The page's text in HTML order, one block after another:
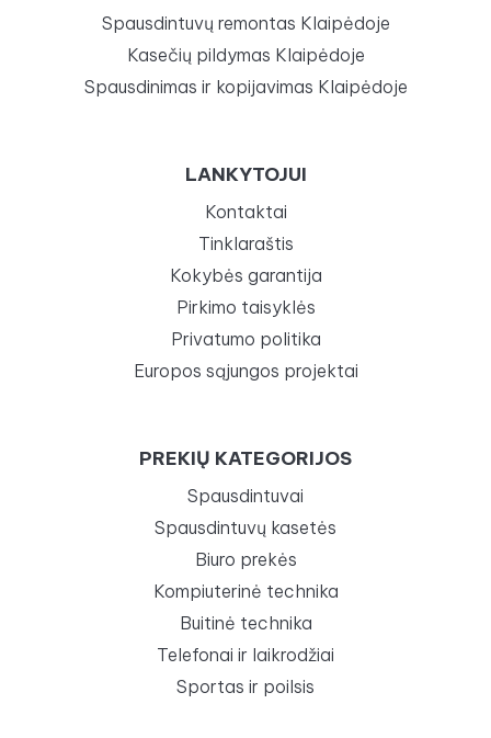
Spausdintuvų remontas Klaipėdoje
Kasečių pildymas Klaipėdoje
Spausdinimas ir kopijavimas Klaipėdoje
LANKYTOJUI
Kontaktai
Tinklaraštis
Kokybės garantija
Pirkimo taisyklės
Privatumo politika
Europos sąjungos projektai
PREKIŲ KATEGORIJOS
Spausdintuvai
Spausdintuvų kasetės
Biuro prekės
Kompiuterinė technika
Buitinė technika
Telefonai ir laikrodžiai
Sportas ir poilsis